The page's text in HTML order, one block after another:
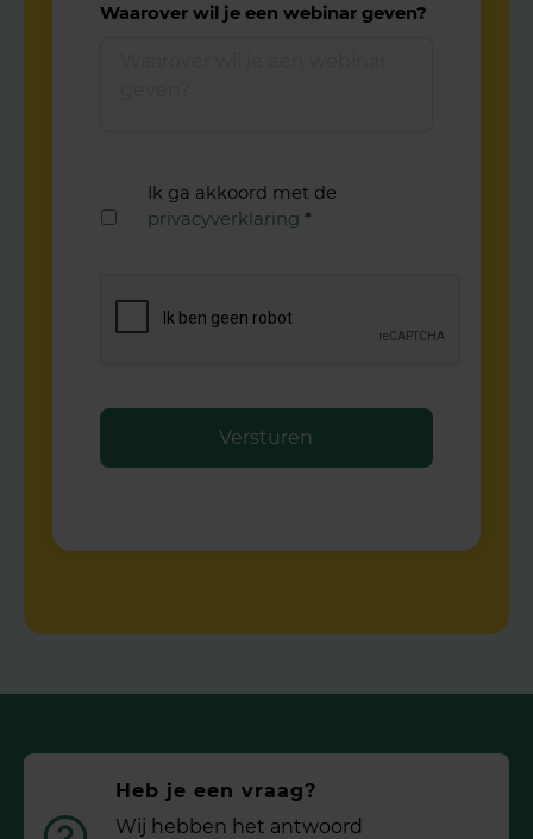
Waarover wil je een webinar geven?
Ik ga akkoord met de
privacyverklaring *
A
Heb je een vraag?
Wij hebben het antwoord